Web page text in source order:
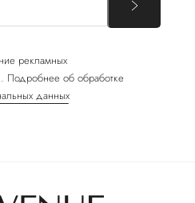
рекламных
Подробнее об обработке
данных